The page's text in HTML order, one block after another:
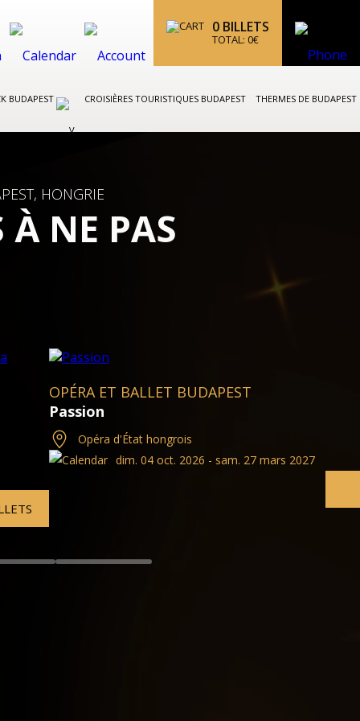
0 BILLETS
TOTAL: 0€
BUDAPEST CROISIÈRES TOURISTIQUES BUDAPEST THERMES DE BUDAPEST
HONGRIE
À NE PAS
OPÉRA ET BALLET BUDAPEST
Opéra d'État hongrois
dim. 04 oct. 2026 - dim.